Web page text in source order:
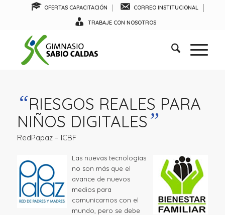
OFERTAS CAPACITACIÓN CORREO INSTITUCIONAL
TRABAJE CON NOSOTROS
“RIESGOS REALES PARA
NIÑOS DIGITALES ”
RedPapaz – ICBF
Las nuevas tecnologías
no son más que el
avance de nuevos
medios para
comunicarnos con el
mundo, pero se debe